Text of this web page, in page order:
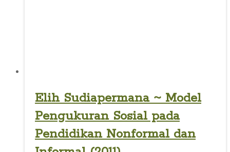
Elih Sudiapermana ~ Model
Pengukuran Sosial pada
Pendidikan Nonformal dan